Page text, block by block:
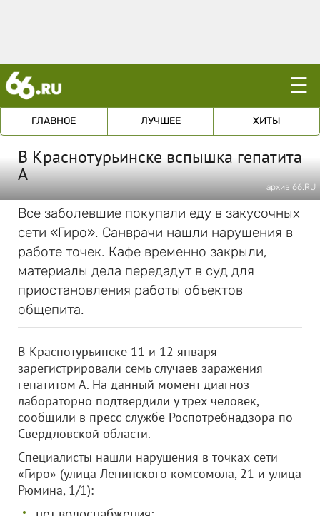
☰
ГЛАВНОЕ ЛУЧШЕЕ ХИТЫ
В Краснотурьинске вспышка гепатита
А
архив 66.RU
Все заболевшие покупали еду в закусочных
сети «Гиро». Санврачи нашли нарушения в
работе точек. Кафе временно закрыли,
материалы дела передадут в суд для
приостановления работы объектов
общепита.
В Краснотурьинске 11 и 12 января
зарегистрировали семь случаев заражения
гепатитом А. На данный момент диагноз
лабораторно подтвердили у трех человек,
сообщили в пресс-службе Роспотребнадзора по
Свердловской области.
Специалисты нашли нарушения в точках сети
«Гиро» (улица Ленинского комсомола, 21 и улица
Рюмина, 1/1):